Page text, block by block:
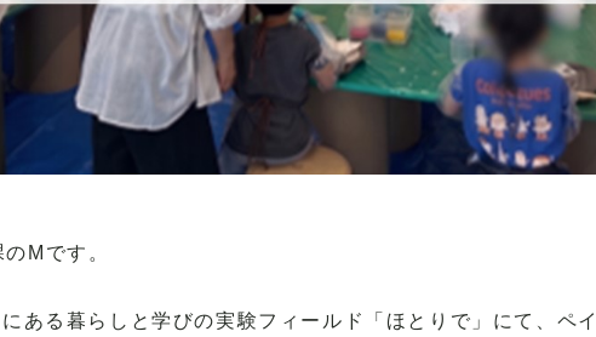
Mです。
ある暮らしと学びの実験フィールド「ほとりで」にて、ペ